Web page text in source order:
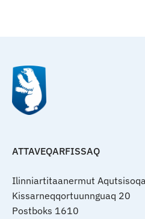
ATTAVEQARFISSAQ
Ilinniartitaanermut
Kissarneqqortuunnguaq 20
Postboks 1610